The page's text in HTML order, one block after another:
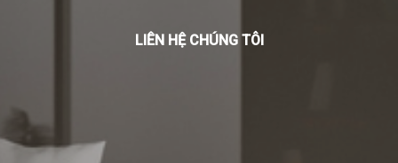
LIÊN HỆ CHÚNG TÔI